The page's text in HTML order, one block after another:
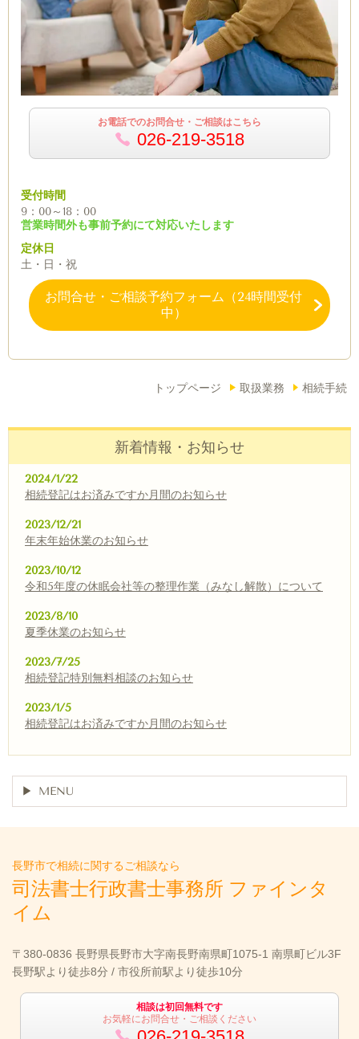
お電話でのお問合せ・ご相談はこちら
026-219-3518
受付時間
9：00～18：00
営業時間外も事前予約にて対応いたします
定休日
土・日・祝
お問合せ・ご相談予約フォーム（24時間受付
中）
トップページ 取扱業務 相続手続
新着情報・お知らせ
2024/1/22
相続登記はお済みですか月間のお知らせ
2023/12/21
年末年始休業のお知らせ
2023/10/12
令和5年度の休眠会社等の整理作業（みなし解散）について
2023/8/10
夏季休業のお知らせ
2023/7/25
相続登記特別無料相談のお知らせ
2023/1/5
相続登記はお済みですか月間のお知らせ
MENU
長野市で相続に関するご相談なら
司法書士行政書士事務所 ファインタ
イム
〒380-0836 長野県長野市大字南長野南県町1075-1 南県町ビル3F
長野駅より徒歩8分 / 市役所前駅より徒歩10分
相談は初回無料です
お気軽にお問合せ・ご相談ください